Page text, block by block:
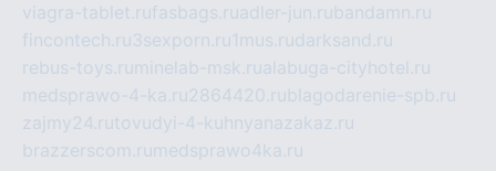
viagra-tablet.rufasbags.ruadler-jun.rubandamn.ru
fincontech.ru3sexporn.ru1mus.rudarksand.ru
rebus-toys.ru minelab-msk.rualabuga-cityhotel.ru
medsprawo-4-ka.ru2864420.rublagodarenie-spb.ru
zajmy24.rutovudyi-4-kuhnyanazakaz.ru
brazzerscom.ru medsprawo4ka.ru